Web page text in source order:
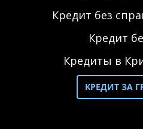
Кредит без
Кредит
Кредиты в
КРЕДИТ ЗА